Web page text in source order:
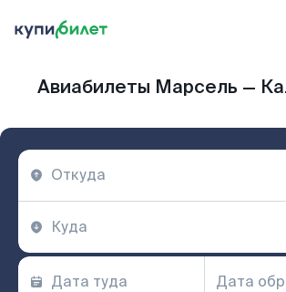
Авиабилеты Марсель —